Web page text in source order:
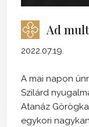
Ad
2022.07.19.
A mai napon
Szilárd
Atanáz
egykori